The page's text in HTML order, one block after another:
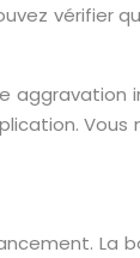
vérifier
Vous
La